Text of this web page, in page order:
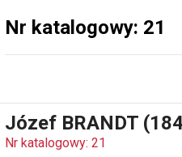
Nr katalogowy: 21
Józef BRANDT
Nr katalogowy: 21